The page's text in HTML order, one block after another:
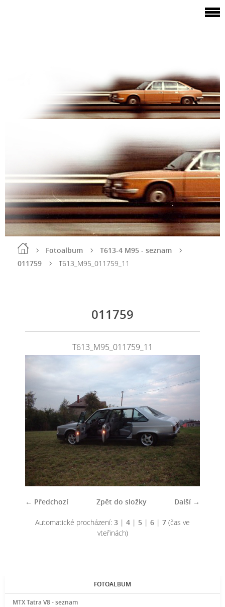
Fotoalbum
T613-4 M95 - seznam
011759
T613_M95_011759_11
011759
T613_M95_011759_11
← Předchozí Další →
Zpět do složky
Automatické procházení: 3 | 4 | 5 | 6 | 7 (čas ve
vteřinách)
FOTOALBUM
MTX Tatra V8 - seznam